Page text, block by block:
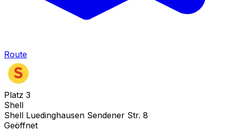
Route
Platz 3
Shell
Shell Luedinghausen Sendener Str. 8
Geöffnet